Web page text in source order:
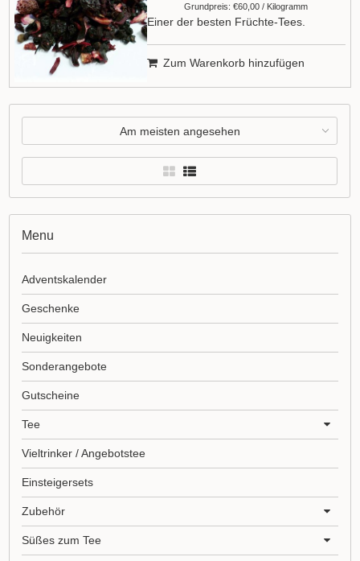
Grundpreis: €60,00 / Kilogramm
Einer der besten Früchte-Tees.
Zum Warenkorb hinzufügen
Am meisten angesehen
Menu
Adventskalender
Geschenke
Neuigkeiten
Sonderangebote
Gutscheine
Tee
Vieltrinker / Angebotstee
Einsteigersets
Zubehör
Süßes zum Tee